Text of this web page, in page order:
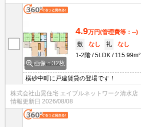
画像：32枚
4.9万円(管理費等：--)
敷
なし 礼
なし
1-2階
5LDK 115.99m²
横砂中町に戸建賃貸の登場です！
株式会社山晃住宅 エイブルネットワーク清水店
情報更新日 2026/08/08